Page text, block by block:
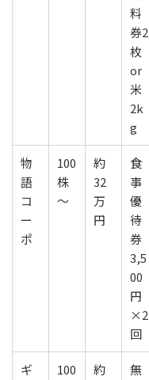
料
券2
枚
or
米
2k
g
物
語
コ
ー
ポ
100
株
～
約
32
万
円
食
事
優
待
券
3,5
00
円
×2
回
ギ 100 約 無